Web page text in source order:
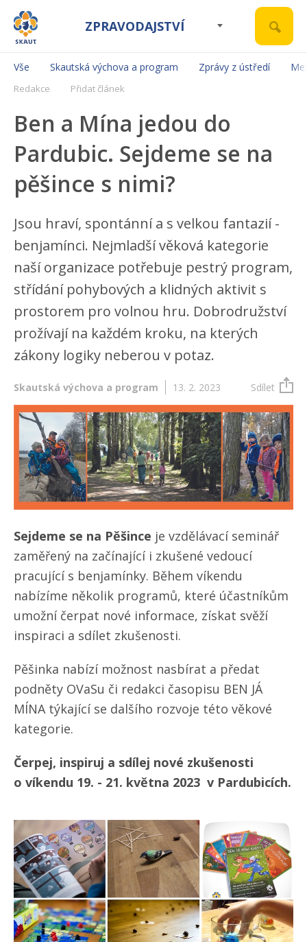
ZPRAVODAJSTVÍ
Vše Skautská výchova a program Zprávy z ústředí
Redakce Přidat článek
Ben a Mína jedou do
Pardubic. Sejdeme se na
pěšince s nimi?
Jsou hraví, spontánní a s velkou fantazií -
benjamínci. Nejmladší věková kategorie
naší organizace potřebuje pestrý program,
střídání pohybových a klidných aktivit s
prostorem pro volnou hru. Dobrodružství
prožívají na každém kroku, na kterých
zákony logiky neberou v potaz.
Skautská výchova a program 13. 2. 2023 Sdílet
Sejdeme se na Pěšince je vzdělávací seminář
zaměřený na začínající i zkušené vedoucí
pracující s benjamínky. Během víkendu
nabízíme několik programů, které účastníkům
umožní čerpat nové informace, získat svěží
inspiraci a sdílet zkušenosti.
Pěšinka nabízí možnost nasbírat a předat
podněty OVaSu či redakci časopisu BEN JÁ
MÍNA týkající se dalšího rozvoje této věkové
kategorie.
Čerpej, inspiruj a sdílej nové zkušenosti
o víkendu 19. - 21. května 2023 v Pardubicích.